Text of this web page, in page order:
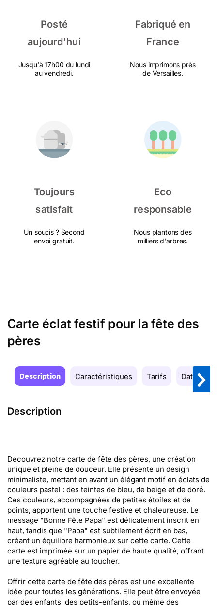
Posté
aujourd'hui
Jusqu'à 17h00 du lundi
au vendredi.
Fabriqué en
France
Nous imprimons près
de Versailles.
Toujours
satisfait
Un soucis ? Second
envoi gratuit.
Eco
responsable
Nous plantons des
milliers d'arbres.
Carte éclat festif pour la fête des
pères
Description Caractéristiques Tarifs Date de
Description
Découvrez notre carte de fête des pères, une création
unique et pleine de douceur. Elle présente un design
minimaliste, mettant en avant un élégant motif en éclats de
couleurs pastel : des teintes de bleu, de beige et de doré.
Ces couleurs, accompagnées de petites étoiles et de
points, apportent une touche festive et chaleureuse. Le
message "Bonne Fête Papa" est délicatement inscrit en
haut, tandis que "Papa" est subtilement écrit en bas,
créant un équilibre harmonieux sur cette carte. Cette
carte est imprimée sur un papier de haute qualité, offrant
une texture agréable au toucher.
Offrir cette carte de fête des pères est une excellente
idée pour toutes les générations. Elle peut être envoyée
par des enfants, des petits-enfants, ou même des